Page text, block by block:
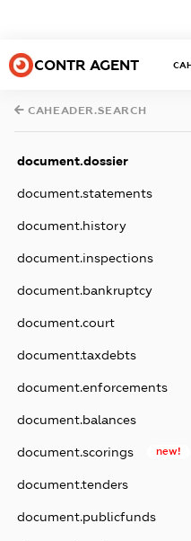
CONTR AGENT
CAHEADER.SEARCH
document.dossier
document.statements
document.history
document.inspections
document.bankruptcy
document.court
document.taxdebts
document.enforcements
document.balances
document.scorings new!
document.tenders
document.publicfunds